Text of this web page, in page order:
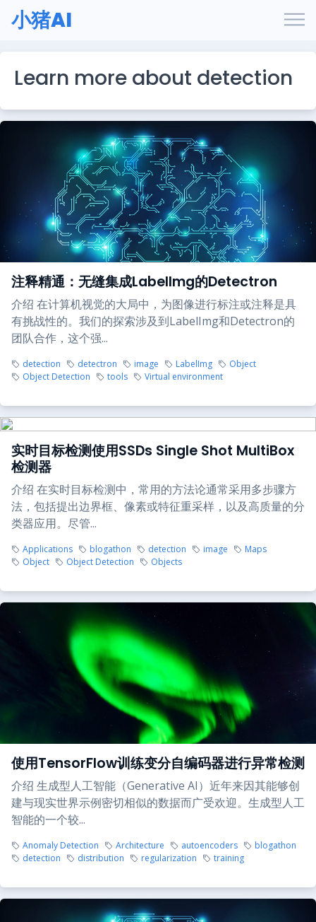
小猪AI
Learn more about detection
注释精通：无缝集成LabelImg的Detectron
介绍 在计算机视觉的大局中，为图像进行标注或注释是具
有挑战性的。我们的探索涉及到LabelImg和Detectron的
团队合作，这个强...
detection detectron image LabelImg
Object
Object Detection
tools Virtual environment
实时目标检测使用SSDs Single Shot MultiBox
检测器
介绍 在实时目标检测中，常用的方法论通常采用多步骤方
法，包括提出边界框、像素或特征重采样，以及高质量的分
类器应用。尽管...
Applications blogathon detection image
Maps
Object
Object Detection Objects
使用TensorFlow训练变分自编码器进行异常检测
介绍 生成型人工智能（Generative AI）近年来因其能够创
建与现实世界示例密切相似的数据而广受欢迎。生成型人工
智能的一个较...
Anomaly Detection Architecture autoencoders
blogathon
detection
distribution regularization training